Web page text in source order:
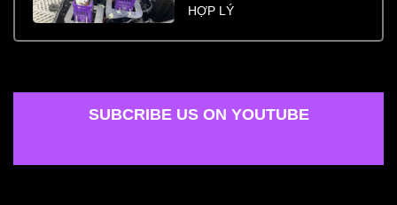
HỢP LÝ
SUBCRIBE US ON YOUTUBE